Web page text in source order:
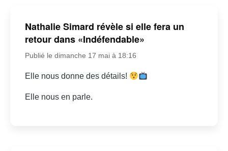
Nathalie Simard révèle si elle fera un
retour dans «Indéfendable»
Publié le dimanche 17 mai à 18:16
Elle nous donne des détails!
Elle nous en parle.